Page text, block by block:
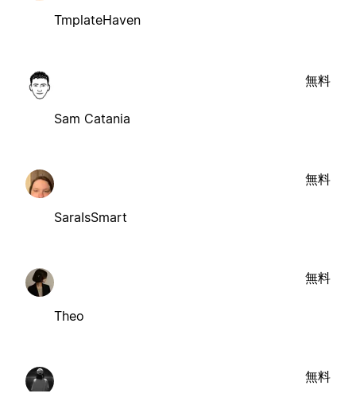
TmplateHaven
Sam Catania
無料
SaraIsSmart
無料
Theo
無料
無料